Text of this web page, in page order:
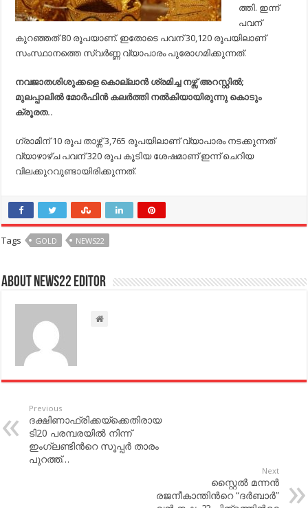
ത്തി. ഇന്ന്
പവന്
കുറഞ്ഞത് 80 രൂപയാണ്. ഇതോടെ പവന് 30,120 രൂപയിലാണ്
സംസ്ഥാനത്തെ സ്വര്‍ണ്ണ വ്യാപാരം പുരോഗമിക്കുന്നത്.
നവജാതശിശുക്കളെ കൊല്ലാന്‍ ശ്രമിച്ച നഴ്സ് അറസ്റ്റില്‍;
മുലപ്പാലില്‍ മോര്‍ഫിന്‍ കലര്‍ത്തി നല്‍കിയായിരുന്നു കൊടും
ക്രൂരത..
ഗ്രാമിന് 10 രൂപ താഴ്ന്ന് 3,765 രൂപയിലാണ് വ്യാപാരം നടക്കുന്നത്
വ്യാഴാഴ്ച പവന് 320 രൂപ കൂടിയ ശേഷമാണ് ഇന്ന് ചെറിയ
വിലക്കുറവുണ്ടായിരിക്കുന്നത്.
Tags GOLD NEWS22
About NEWS22 EDITOR
Previous
ദക്ഷിണാഫ്രിക്കയ്‌ക്കെതിരായ
ടി20 പരമ്പരയില്‍ നിന്ന്
ഇംഗ്ലണ്ടിന്‍റെ സൂപ്പര്‍ താരം
പുറത്ത്…
Next
സ്റ്റൈല്‍ മന്നന്‍
രജനീകാന്തിന്‍റെ “ദര്‍ബാര്‍”